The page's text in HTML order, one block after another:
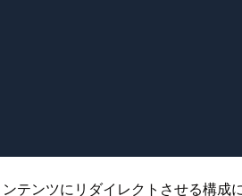
テンツにリダイレクトさせる構成